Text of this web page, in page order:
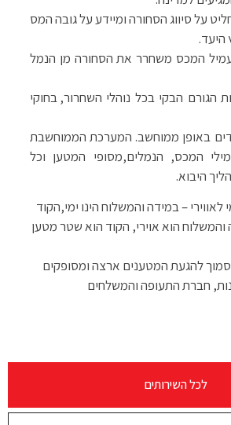
על סיווג הסחורה ומיידע על גובה המס
המכס משחרר את הסחורה מן הנמל
הגורם הבקי בכל נוהלי השחרור, בחוקי
באופן ממוחשב. המערכת הממוחשבת
המכס, הנמלים,מסופי המטען וכל
היבוא.
לאווירי – במידה והמשלוח הינו ימי,הקוד
והמשלוח הוא אוירי, הקוד הוא שטר מטען
להגעת המטענים ארצה ומסופקים
חברת התעופה והמשלחים
לכל השירותים